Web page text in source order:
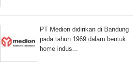
PT Medion didirikan di Bandung
pada tahun 1969 dalam bentuk
home indus...